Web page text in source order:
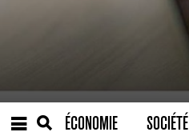
ÉCONOMIE SOCIÉTÉ